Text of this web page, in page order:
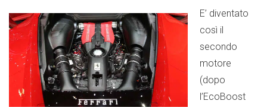
E’ diventato
così il
secondo
motore
(dopo
l’EcoBoost